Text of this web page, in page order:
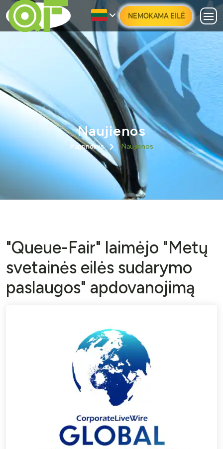
NEMOKAMA EILĖ
Naujienos
Pagrindinis Naujienos
"Queue-Fair" laimėjo "Metų
svetainės eilės sudarymo
paslaugos" apdovanojimą